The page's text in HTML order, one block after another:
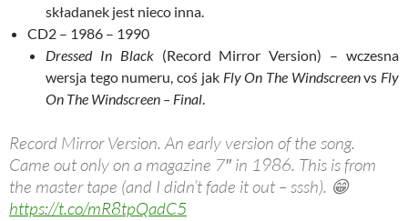
składanek jest nieco inna.
CD2 – 1986 – 1990
Dressed In Black(Record Mirror Version) – wczesna
wersja tego numeru, coś jak Fly On The Windscreenvs Fly
On The Windscreen – Final.
Record Mirror Version. An early version of the song.
Came out only on a magazine 7″ in 1986. This is from
the master tape (and I didn’t fade it out – sssh). 😁
https://t.co/mR8tpQadC5